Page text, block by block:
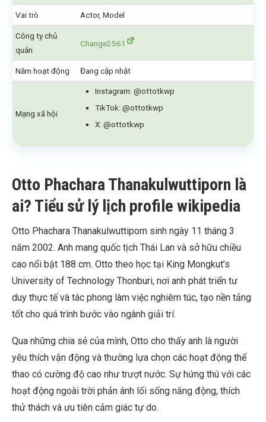
Vai trò Actor, Model
Công ty chủ
quản
Change2561
Năm hoạt động Đang cập nhật
Mạng xã hội
Instagram: @ottotkwp
TikTok: @ottotkwp
X: @ottotkwp
Otto Phachara Thanakulwuttiporn là
ai? Tiểu sử lý lịch profile wikipedia
Otto Phachara Thanakulwuttiporn sinh ngày 11 tháng 3
năm 2002. Anh mang quốc tịch Thái Lan và sở hữu chiều
cao nổi bật 188 cm. Otto theo học tại King Mongkut’s
University of Technology Thonburi, nơi anh phát triển tư
duy thực tế và tác phong làm việc nghiêm túc, tạo nền tảng
tốt cho quá trình bước vào ngành giải trí.
Qua những chia sẻ của mình, Otto cho thấy anh là người
yêu thích vận động và thường lựa chọn các hoạt động thể
thao có cường độ cao như trượt nước. Sự hứng thú với các
hoạt động ngoài trời phản ánh lối sống năng động, thích
thử thách và ưu tiên cảm giác tự do.